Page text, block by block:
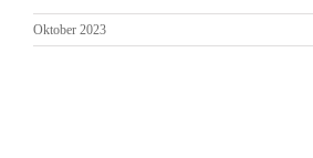
Oktober 2023